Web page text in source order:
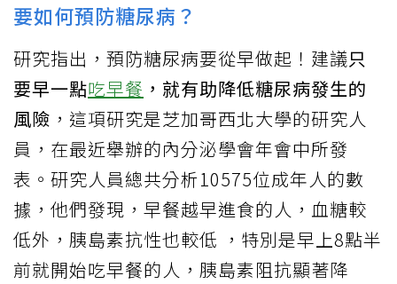
要如何預防糖尿病？
研究指出，預防糖尿病要從早做起！建議只
要早一點吃早餐 ，就有助降低糖尿病發生的
風險 ，這項研究是芝加哥西北大學的研究人
員，在最近舉辦的內分泌學會年會中所發
表。研究人員總共分析10575位成年人的數
據，他們發現，早餐越早進食的人，血糖較
低外，胰島素抗性也較低 ，特別是早上8點半
前就開始吃早餐的人，胰島素阻抗顯著降